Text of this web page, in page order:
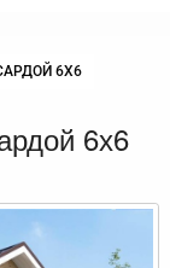
6Х6
6х6